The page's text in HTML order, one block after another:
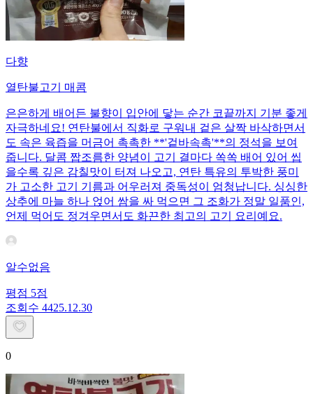
다향
열탄불고기 매콤
은은하게 배어든 불향이 입안에 닿는 순간 코끝까지 기분 좋게
자극하네요! 연탄불에서 직화로 구워내 겉은 살짝 바삭하면서
도 속은 육즙을 머금어 촉촉한 **'겉바속촉'**의 정석을 보여
줍니다. 달콤 짭조름한 양념이 고기 결마다 쏙쏙 배어 있어 씹
을수록 깊은 감칠맛이 터져 나오고, 연탄 특유의 투박한 풍미
가 고소한 고기 기름과 어우러져 중독성이 엄청납니다. 싱싱한
상추에 마늘 하나 얹어 쌈을 싸 먹으면 그 조화가 정말 일품인,
언제 먹어도 정겨우면서도 화끈한 최고의 고기 요리예요.
알수없음
평점 5점
조회수 4425.12.30
0